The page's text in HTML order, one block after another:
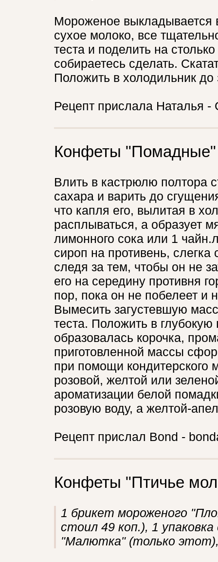
Мороженое выкладывается
сухое молоко, все
теста и поделить на
собираетесь сделать.
Положить в холодильник до
Рецепт прислала Наталья -
Конфеты "Помадные"
Влить в кастрюлю полтора
сахара и варить до
что капля его, вылитая в
расплываться, а образует
лимонного сока или 1
сироп на противень,
следя за тем, чтобы он не
его на середину противня
пор, пока он не побелеет и
Вымесить загустевшую
теста. Положить в
образовалась корочка,
приготовленной массы
при помощи
розовой, желтой или
ароматизации белой
розовую воду, а желтой-
Рецепт прислал Bond -
Конфеты "Птичье
1 брикет мороженого
стоил 49 коп.), 1
"Малютка" (только